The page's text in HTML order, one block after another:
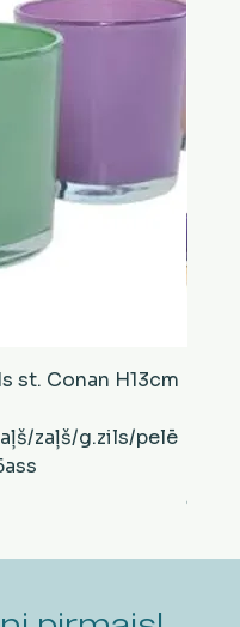
st. Conan H13cm
zaļš/g.zils/pelē
Cena
8,50 €